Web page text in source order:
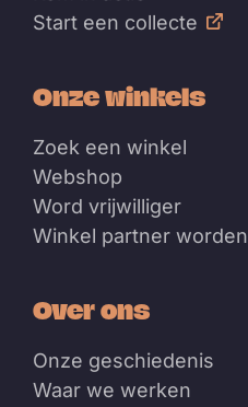
Start een collecte
Onze winkels
Zoek een winkel
Webshop
Word vrijwilliger
Winkel partner worden
Over ons
Onze geschiedenis
Waar we werken